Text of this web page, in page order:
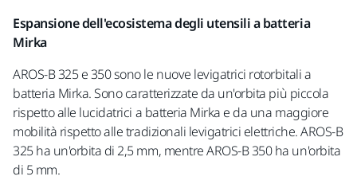
Espansione dell'ecosistema degli utensili a batteria
Mirka
AROS-B 325 e 350 sono le nuove levigatrici rotorbitali a
batteria Mirka. Sono caratterizzate da un'orbita più piccola
rispetto alle lucidatrici a batteria Mirka e da una maggiore
mobilità rispetto alle tradizionali levigatrici elettriche. AROS-B
325 ha un'orbita di 2,5 mm, mentre AROS-B 350 ha un'orbita
di 5 mm.